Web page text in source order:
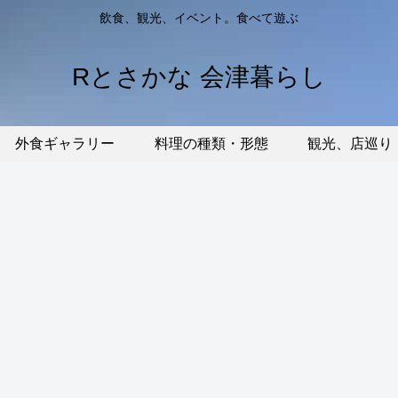
飲食、観光、イベント。食べて遊ぶ
Rとさかな 会津暮らし
外食ギャラリー 料理の種類・形態 観光、店巡り